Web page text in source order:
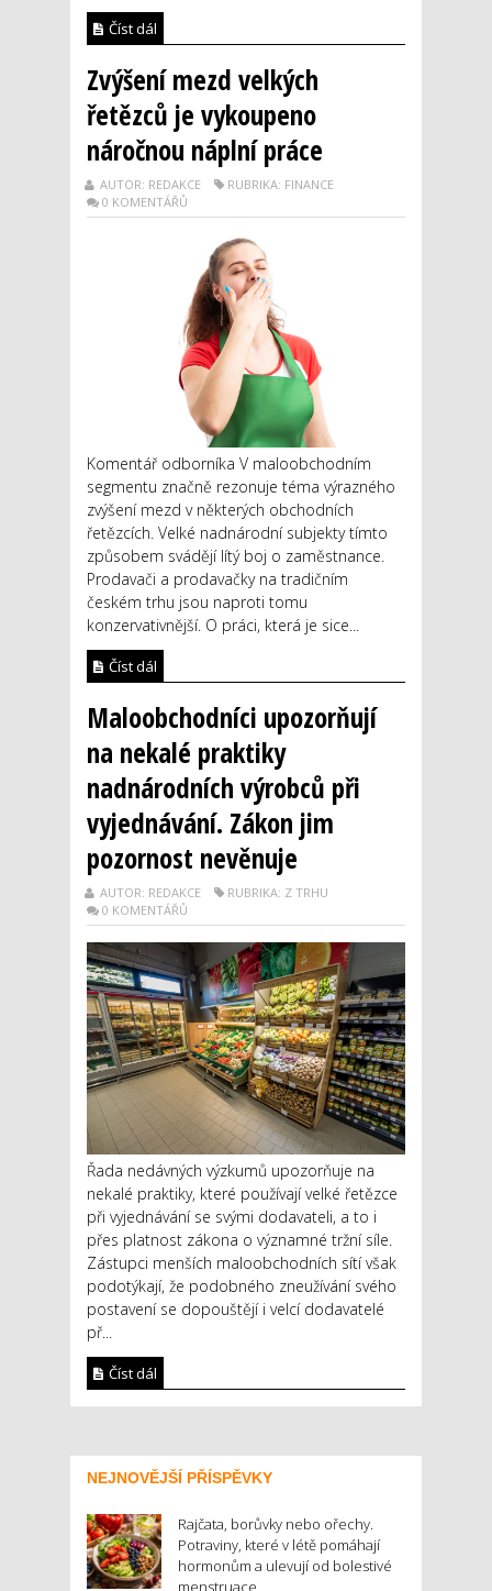
Číst dál
Zvýšení mezd velkých
řetězců je vykoupeno
náročnou náplní práce
AUTOR: REDAKCE
RUBRIKA: FINANCE
0 KOMENTÁŘŮ
Komentář odborníka V maloobchodním
segmentu značně rezonuje téma výrazného
zvýšení mezd v některých obchodních
řetězcích. Velké nadnárodní subjekty tímto
způsobem svádějí lítý boj o zaměstnance.
Prodavači a prodavačky na tradičním
českém trhu jsou naproti tomu
konzervativnější. O práci, která je sice...
Číst dál
Maloobchodníci upozorňují
na nekalé praktiky
nadnárodních výrobců při
vyjednávání. Zákon jim
pozornost nevěnuje
AUTOR: REDAKCE
RUBRIKA: Z TRHU
0 KOMENTÁŘŮ
Řada nedávných výzkumů upozorňuje na
nekalé praktiky, které používají velké řetězce
při vyjednávání se svými dodavateli, a to i
přes platnost zákona o významné tržní síle.
Zástupci menších maloobchodních sítí však
podotýkají, že podobného zneužívání svého
postavení se dopouštějí i velcí dodavatelé
př...
Číst dál
NEJNOVĚJŠÍ PŘÍSPĚVKY
Rajčata, borůvky nebo ořechy.
Potraviny, které v létě pomáhají
hormonům a ulevují od bolestivé
menstruace